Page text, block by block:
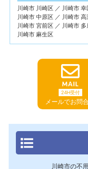
川崎市 川崎区 ／ 川崎市 幸
川崎市 中原区 ／ 川崎市
川崎市 宮前区 ／ 川崎市
川崎市 麻生区
24H受付
メールでお問
川崎市の不